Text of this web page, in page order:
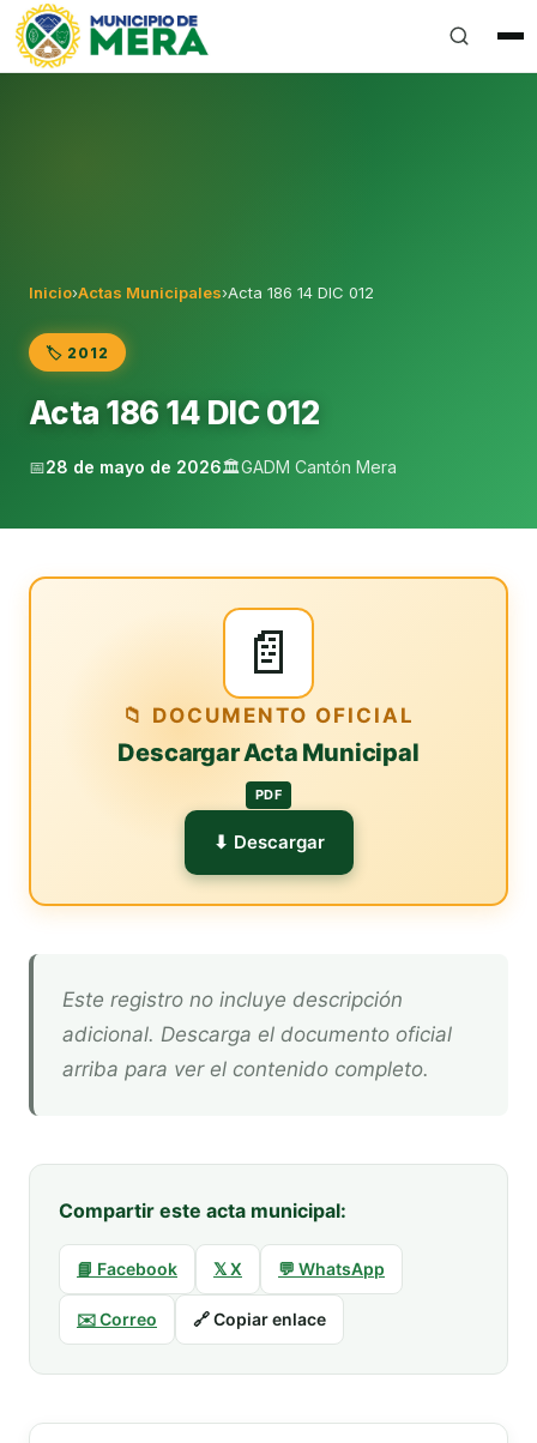
Gobierno Autónomo Descentralizado Municipal del
Inicio›Actas Municipales›Acta 186 14 DIC 012
🏷️ 2012
Acta 186 14 DIC 012
📅28 de mayo de 2026🏛️GADM Cantón Mera
📄
📁 DOCUMENTO OFICIAL
Descargar Acta Municipal
PDF
⬇ Descargar
Este registro no incluye descripción
adicional. Descarga el documento oficial
arriba para ver el contenido completo.
Compartir este acta municipal:
📘 Facebook 𝕏 X 💬 WhatsApp
✉️ Correo 🔗 Copiar enlace